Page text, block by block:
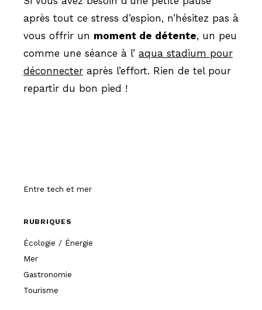
après tout ce stress d’espion, n’hésitez pas à
vous offrir un moment de détente, un peu
comme une séance à l’ aqua stadium pour
déconnecter après l’effort. Rien de tel pour
repartir du bon pied !
Entre tech et mer
RUBRIQUES
Écologie / Énergie
Mer
Gastronomie
Tourisme